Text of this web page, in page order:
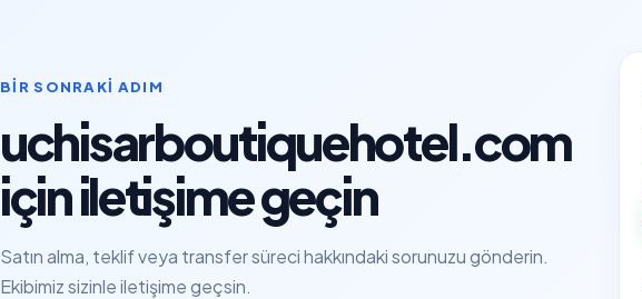
BIR SONRAKI ADIM
uchisarboutiquehotel.com
için iletişime geçin
Satın alma, teklif veya transfer süreci hakkındaki sorunuzu gönderin.
Ekibimiz sizinle iletişime geçsin.